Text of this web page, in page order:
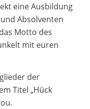
eine Ausbildung
Absolventen
Motto des
mit euren
der
Titel „Hück